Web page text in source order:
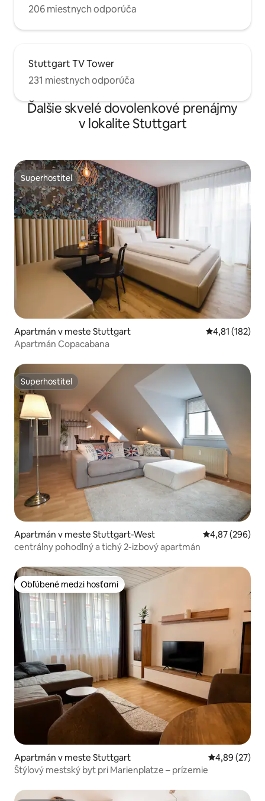
206 miestnych odporúča
Stuttgart TV Tower
231 miestnych odporúča
Ďalšie skvelé dovolenkové prenájmy
v lokalite Stuttgart
Superhostiteľ
Superhostiteľ
Apartmán v meste Stuttgart Priemerné
4,81 (182)
Apartmán Copacabana
Superhostiteľ
Superhostiteľ
Apartmán v meste Stuttgart-West Priemerné
4,87 (296)
centrálny pohodlný a tichý 2-izbový apartmán
Obľúbené medzi hosťami
Obľúbené medzi hosťami
Apartmán v meste Stuttgart Priemerné
4,89 (27)
Štýlový mestský byt pri Marienplatze – prízemie